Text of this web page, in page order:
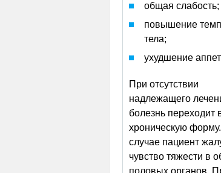
общая слабость;
повышение
тела;
ухудшение
При отсутствии
надлежащего
болезнь переходит
хроническую
случае пациент
чувство тяжести в
половых органов.